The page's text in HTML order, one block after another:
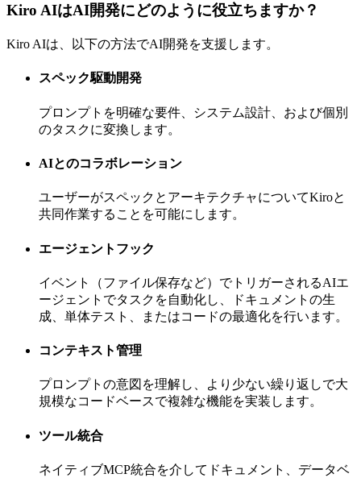
Kiro AIはAI開発にどのように役立ちますか？
Kiro AIは、以下の方法でAI開発を支援します。
スペック駆動開発
プロンプトを明確な要件、システム設計、および個別
のタスクに変換します。
AIとのコラボレーション
ユーザーがスペックとアーキテクチャについてKiroと
共同作業することを可能にします。
エージェントフック
イベント（ファイル保存など）でトリガーされるAIエ
ージェントでタスクを自動化し、ドキュメントの生
成、単体テスト、またはコードの最適化を行います。
コンテキスト管理
プロンプトの意図を理解し、より少ない繰り返しで大
規模なコードベースで複雑な機能を実装します。
ツール統合
ネイティブMCP統合を介してドキュメント、データベ